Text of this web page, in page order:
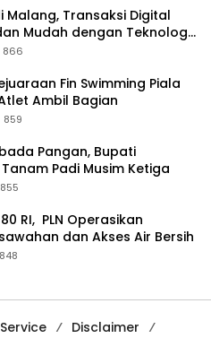
Malang, Transaksi Digital
Mudah dengan Teknologi
866
Fin Swimming Piala
Ambil Bagian
859
Pangan, Bupati
Padi Musim Ketiga
855
RI, PLN Operasikan
dan Akses Air Bersih
848
Disclaimer